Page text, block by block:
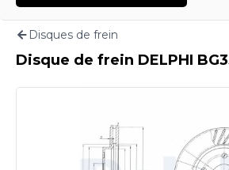
Disques de frein
Disque de frein DELPHI